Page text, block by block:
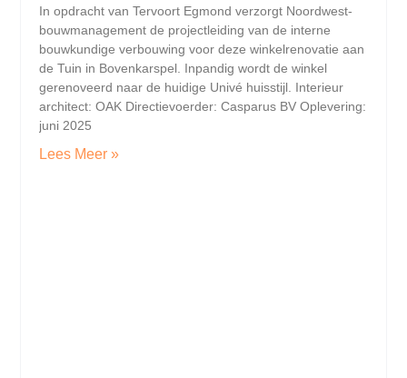
In opdracht van Tervoort Egmond verzorgt Noordwest-
bouwmanagement de projectleiding van de interne
bouwkundige verbouwing voor deze winkelrenovatie aan
de Tuin in Bovenkarspel. Inpandig wordt de winkel
gerenoveerd naar de huidige Univé huisstijl. Interieur
architect: OAK Directievoerder: Casparus BV Oplevering:
juni 2025
Lees Meer »